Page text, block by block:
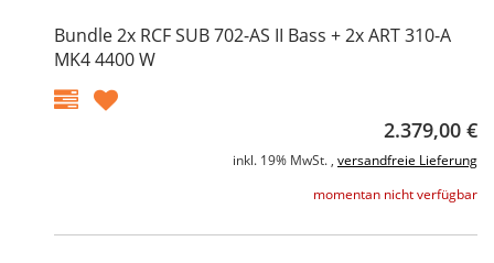
Bundle 2x RCF SUB 702-AS II Bass + 2x ART 310-A
MK4 4400 W
2.379,00 €
inkl. 19% MwSt. , versandfreie Lieferung
momentan nicht verfügbar